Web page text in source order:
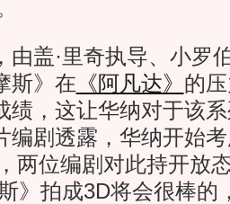
·里奇执导、小罗伯
斯》在 《阿凡达》 的
绩，这让华纳对于该系
编剧透露，华纳开始
两位编剧对此持开放
》拍成3D将会很棒的